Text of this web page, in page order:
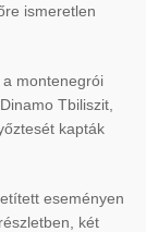
ismeretlen
montenegrói
Tbiliszit,
kapták
eseményen
két